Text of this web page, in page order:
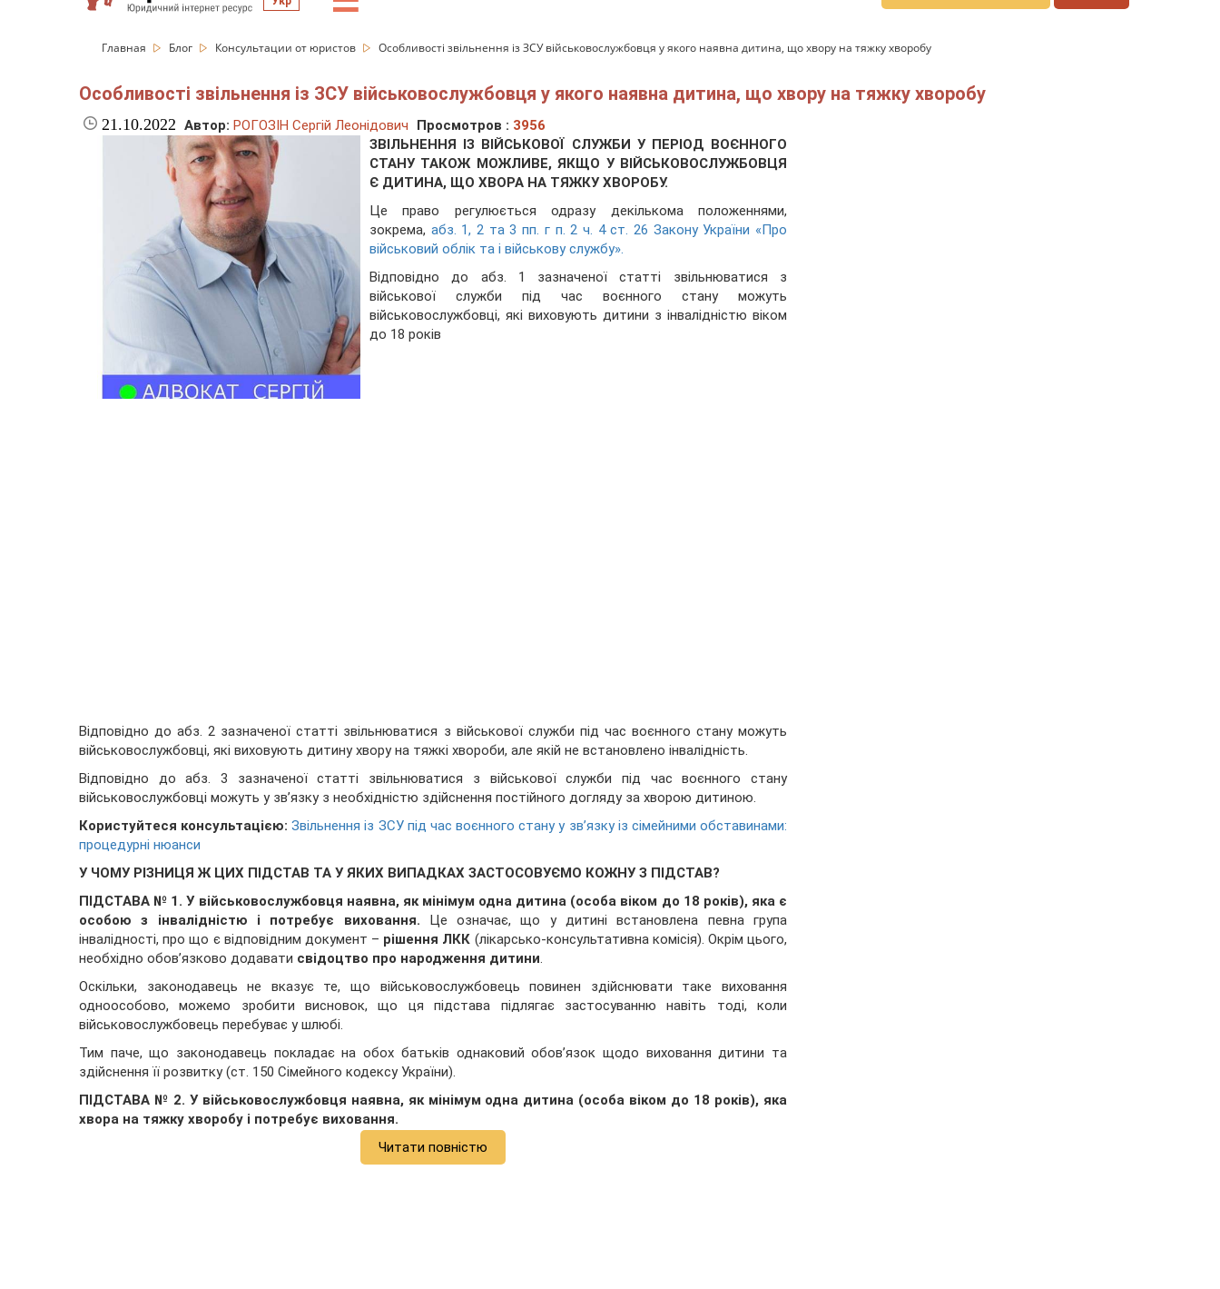
Главная Блог Консультации от юристов Особливості звільнення із ЗСУ військовослужбовця у якого наявна дитина, що хвору на тяжку хворобу
Особливості звільнення із ЗСУ військовослужбовця у якого наявна дитина, що хвору на тяжку хворобу
21.10.2022 Автор: РОГОЗІН Сергій Леонідович Просмотров : 3956
ЗВІЛЬНЕННЯ ІЗ ВІЙСЬКОВОЇ СЛУЖБИ У ПЕРІОД ВОЄННОГО
СТАНУ ТАКОЖ МОЖЛИВЕ, ЯКЩО У ВІЙСЬКОВОСЛУЖБОВЦЯ
Є ДИТИНА, ЩО ХВОРА НА ТЯЖКУ ХВОРОБУ.
Це право регулюється одразу декількома положеннями,
зокрема, абз. 1, 2 та 3 пп. г п. 2 ч. 4 ст. 26 Закону України «Про
військовий облік та і військову службу».
Відповідно до абз. 1 зазначеної статті звільнюватися з
військової служби під час воєнного стану можуть
військовослужбовці, які виховують дитини з інвалідністю віком
до 18 років
Відповідно до абз. 2 зазначеної статті звільнюватися з військової служби під час воєнного стану можуть
військовослужбовці, які виховують дитину хвору на тяжкі хвороби, але якій не встановлено інвалідність.
Відповідно до абз. 3 зазначеної статті звільнюватися з військової служби під час воєнного стану
військовослужбовці можуть у зв’язку з необхідністю здійснення постійного догляду за хворою дитиною.
Користуйтеся консультацією: Звільнення із ЗСУ під час воєнного стану у зв’язку із сімейними обставинами:
процедурні нюанси
У ЧОМУ РІЗНИЦЯ Ж ЦИХ ПІДСТАВ ТА У ЯКИХ ВИПАДКАХ ЗАСТОСОВУЄМО КОЖНУ З ПІДСТАВ?
ПІДСТАВА № 1. У військовослужбовця наявна, як мінімум одна дитина (особа віком до 18 років), яка є
особою з інвалідністю і потребує виховання. Це означає, що у дитині встановлена певна група
інвалідності, про що є відповідним документ – рішення ЛКК (лікарсько-консультативна комісія). Окрім цього,
необхідно обов’язково додавати свідоцтво про народження дитини.
Оскільки, законодавець не вказує те, що військовослужбовець повинен здійснювати таке виховання
одноособово, можемо зробити висновок, що ця підстава підлягає застосуванню навіть тоді, коли
військовослужбовець перебуває у шлюбі.
Тим паче, що законодавець покладає на обох батьків однаковий обов’язок щодо виховання дитини та
здійснення її розвитку (ст. 150 Сімейного кодексу України).
ПІДСТАВА № 2. У військовослужбовця наявна, як мінімум одна дитина (особа віком до 18 років), яка
хвора на тяжку хворобу і потребує виховання.
Читати повністю